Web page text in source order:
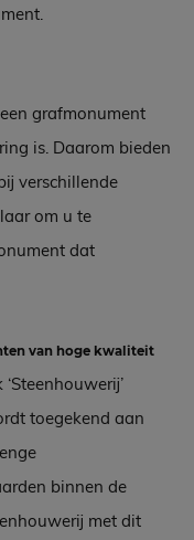
grafmonument
is. Daarom bieden
verschillende
om u te
dat
van hoge kwaliteit
toegekend aan
binnen de
met dit